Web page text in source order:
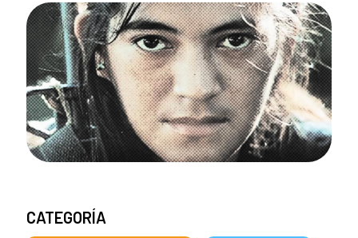
CATEGORÍA